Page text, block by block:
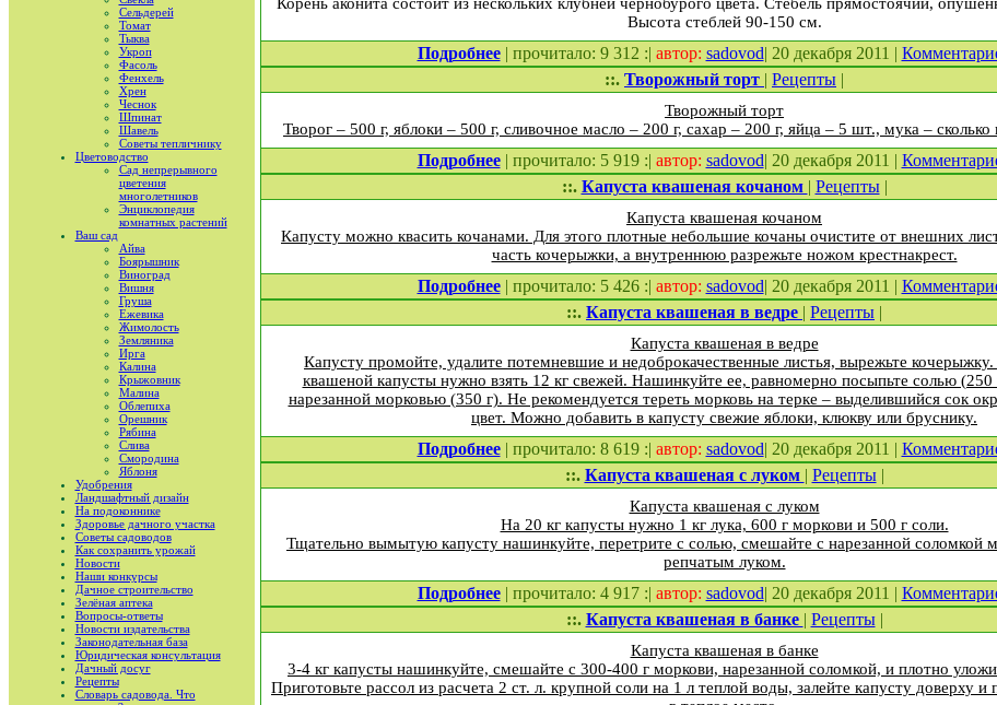
Сельдерей
Томат
Тыква
Укроп
Фасоль
Фенхель
Хрен
Чеснок
Шпинат
Шавель
Советы тепличнику
Цветоводство
Сад непрерывного
цветения
многолетников
Энциклопедия
комнатных растений
Ваш сад
Айва
Боярышник
Виноград
Вишня
Груша
Ежевика
Жимолость
Земляника
Ирга
Калина
Крыжовник
Малина
Облепиха
Орешник
Рябина
Слива
Смородина
Яблоня
Удобрения
Ландшафтный дизайн
На подоконнике
Здоровье дачного участка
Советы садоводов
Как сохранить урожай
Новости
Наши конкурсы
Дачное строительство
Зелёная аптека
Вопросы-ответы
Новости издательства
Законодательная база
Юридическая консультация
Дачный досуг
Рецепты
Словарь садовода. Что
Высота стеблей 90-150 см.
Подробнее| прочитало: 9 312 :| автор: sadovod| 20 декабря 2011 |
::. Творожный торт | Рецепты |
Творожный торт
Творог – 500 г, яблоки – 500 г, сливочное масло – 200 г, сахар – 200 г, яйца – 5 шт., мука –
Подробнее| прочитало: 5 919 :| автор: sadovod| 20 декабря 2011 |
::. Капуста квашеная кочаном | Рецепты|
Капуста квашеная кочаном
Капусту можно квасить кочанами. Для этого плотные небольшие кочаны очистите от внешних
часть кочерыжки, а внутреннюю разрежьте ножом крест­накрест.
Подробнее| прочитало: 5 426 :| автор: sadovod| 20 декабря 2011 |
::. Капуста квашеная в ведре | Рецепты |
Капуста квашеная в ведре
Капусту промойте, удалите потемневшие и недоброкачественные листья, вырежьте
квашеной капусты нужно взять 12 кг свежей. Нашинкуйте ее, равномерно посыпьте солью
нарезанной морковью (350 г). Не рекомендуется тереть морковь на терке – выделившийся сок
цвет. Можно добавить в капусту свежие яблоки, клюкву или бруснику.
Подробнее| прочитало: 8 619 :| автор: sadovod| 20 декабря 2011 |
::. Капуста квашеная с луком | Рецепты|
Капуста квашеная с луком
На 20 кг капусты нужно 1 кг лука, 600 г моркови и 500 г соли.
Тщательно вымытую капусту нашинкуйте, перетрите с солью, смешайте с нарезанной соломкой
репчатым луком.
Подробнее| прочитало: 4 917 :| автор: sadovod| 20 декабря 2011 |
::. Капуста квашеная в банке | Рецепты|
Капуста квашеная в банке
3-4 кг капусты нашинкуйте, смешайте с 300-400 г моркови, нарезанной соломкой, и плотно
Приготовьте рассол из расчета 2 ст. л. крупной соли на 1 л теплой воды, залейте капусту доверху и